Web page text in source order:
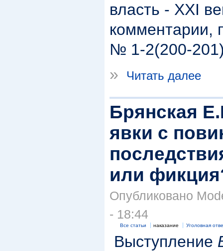
власть - XXI
комментарии,
№ 1-2(200-
»
Читать далее
Брянская
явки с
или
Опубликовано
- 18:44
Все статьи наказание Уголовная
Выступление